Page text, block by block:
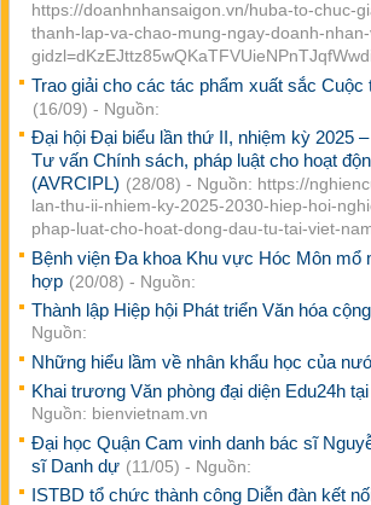
https://doanhnhansaigon.vn/huba-to-chuc-
thanh-lap-va-chao-mung-ngay-doanh-
Trao giải cho các tác phẩm xuất sắc
(16/09) - Nguồn:
Đại hội Đại biểu lần thứ II, nhiệm kỳ 2025
Tư vấn Chính sách, pháp luật cho hoạt
(AVRCIPL) (28/08) - Nguồn: https://
lan-thu-ii-nhiem-ky-2025-2030-hiep-hoi-
phap-luat-cho-hoat-dong-dau-tu-tai-viet-
Bệnh viện Đa khoa Khu vực Hóc Môn mổ
hợp (20/08) - Nguồn:
Thành lập Hiệp hội Phát triển Văn hóa
Nguồn:
Những hiểu lầm về nhân khẩu học của
Khai trương Văn phòng đại diện Edu24h
Nguồn: bienvietnam.vn
Đại học Quận Cam vinh danh bác sĩ
sĩ Danh dự (11/05) - Nguồn:
ISTBD tổ chức thành công Diễn đàn kết